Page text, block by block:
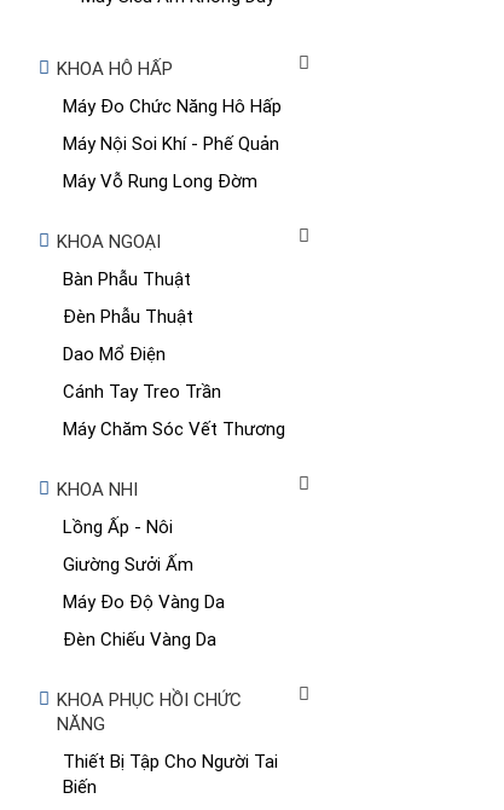
KHOA HÔ HẤP
Máy Đo Chức Năng Hô Hấp
Máy Nội Soi Khí - Phế Quản
Máy Vỗ Rung Long Đờm
KHOA NGOẠI
Bàn Phẫu Thuật
Đèn Phẫu Thuật
Dao Mổ Điện
Cánh Tay Treo Trần
Máy Chăm Sóc Vết Thương
KHOA NHI
Lồng Ấp - Nôi
Giường Sưởi Ấm
Máy Đo Độ Vàng Da
Đèn Chiếu Vàng Da
KHOA PHỤC HỒI CHỨC
NĂNG
Thiết Bị Tập Cho Người Tai
Biến